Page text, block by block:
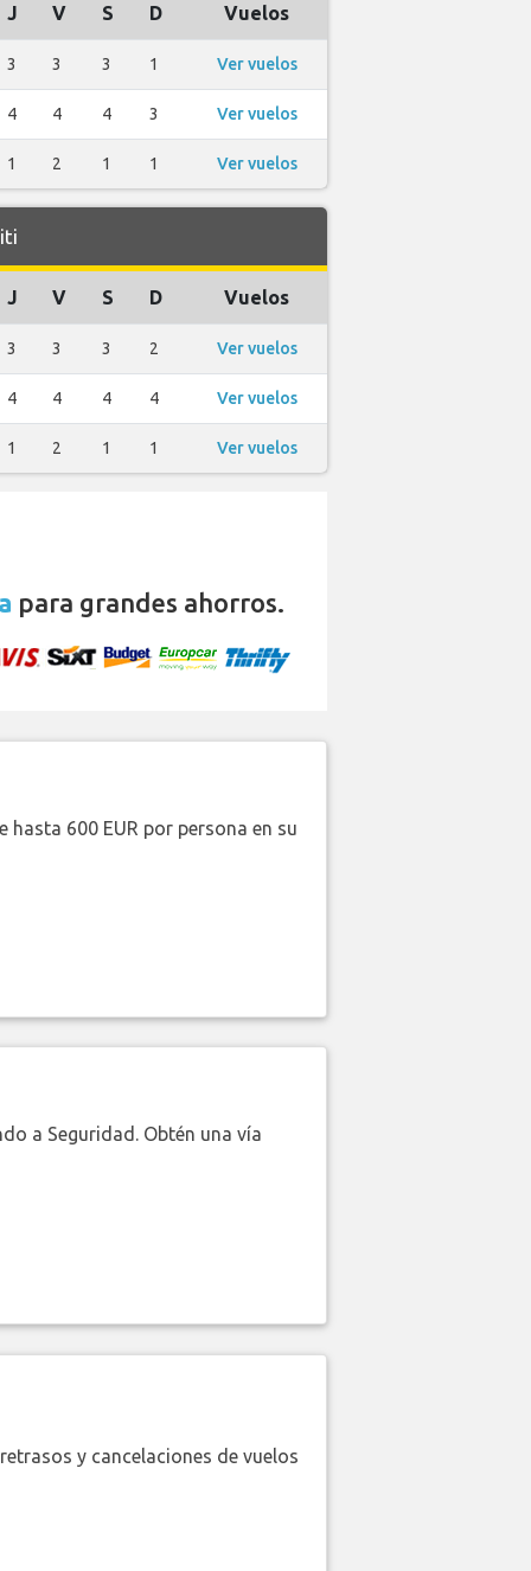
J V S D Vuelos
3 3 3 1 Ver vuelos
4 4 4 3 Ver vuelos
1 2 1 1 Ver vuelos
J V S D Vuelos
3 3 3 2 Ver vuelos
4 4 4 4 Ver vuelos
1 2 1 1 Ver vuelos
para grandes ahorros.
hasta 600 EUR por persona en su
a Seguridad. Obtén una vía
y cancelaciones de vuelos